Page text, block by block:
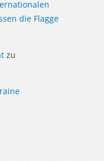
die Flagge
zu